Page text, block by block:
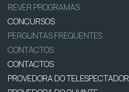
REVER PROGRAMAS
CONCURSOS
PERGUNTAS FREQUENTES
CONTACTOS
CONTACTOS
PROVEDORA DO TELESPECTADOR